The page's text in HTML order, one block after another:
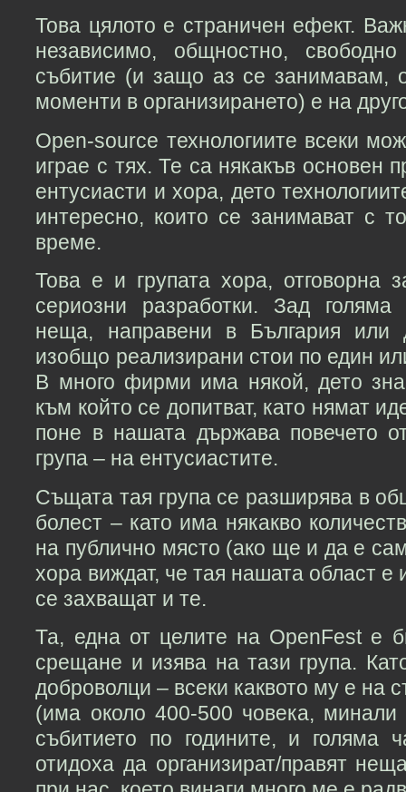
Това цялото е страничен ефект.
независимо, общностно,
събитие (и защо аз се занимавам,
моменти в организирането) е на
Open-source технологиите всеки
играе с тях. Те са някакъв основен
ентусиасти и хора, дето
интересно, които се занимават с
време.
Това е и групата хора, отговорна
сериозни разработки. Зад
неща, направени в България или
изобщо реализирани стои по един
В много фирми има някой, дето
към който се допитват, като нямат
поне в нашата държава повечето
група – на ентусиастите.
Същата тая група се разширява в
болест – като има някакво
на публично място (ако ще и да е
хора виждат, че тая нашата област е
се захващат и те.
Та, една от целите на OpenFest е
срещане и изява на тази група.
доброволци – всеки каквото му е на
(има около 400-500 човека, минали
събитието по годините, и голяма
отидоха да организират/правят